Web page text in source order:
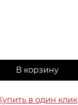
В корзину
в один клик